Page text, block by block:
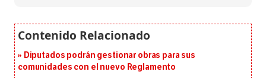
Diputados podrán gestionar obras para sus
comunidades con el nuevo Reglamento